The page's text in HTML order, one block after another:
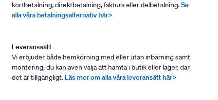
kortbetalning, direktbetalning, faktura eller delbetalning.Se
alla våra betalningsalternativ här>
Leveranssätt
Vi erbjuder både hemkörning med eller utan inbärning samt
montering, du kan även välja att hämta i butik eller lager, där
det är tillgängligt. Läs mer om alla våra leveransätt här>